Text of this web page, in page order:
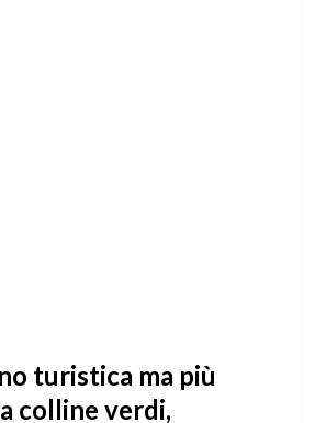
turistica ma più
colline verdi,